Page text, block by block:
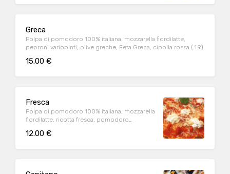
Greca
Polpa di pomodoro 100% italiana, mozzarella fiordilatte,
peproni variopinti, olive greche, Feta Greca, cipolla rossa (.1.9)
15.00 €
Fresca
Polpa di pomodoro 100% italiana, mozzarella
fiordilatte, ricotta fresca, pomodoro
12.00 €